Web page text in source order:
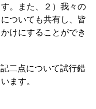
。また、２）我々の
ついても共有し、皆
けにすることができ
二点について試行錯
ます。